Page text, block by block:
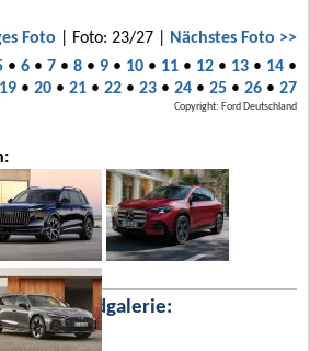
Foto | Foto: 23/27 | Nächstes Foto >>
• 6• 7• 8• 9• 10• 11• 12• 13• 14•
19• 20• 21• 22• 23• 24• 25• 26• 27
Copyright: Ford Deutschland
Bildgalerie: